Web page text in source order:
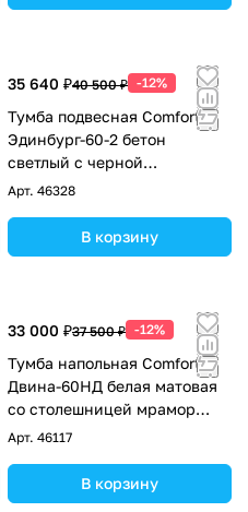
35 640 ₽40 500 ₽ -12%
Тумба подвесная Comforty
Эдинбург-60-2 бетон
светлый с черной
столешницей и раковиной
Арт. 46328
В корзину
33 000 ₽37 500 ₽ -12%
Тумба напольная Comforty
Двина-60НД белая матовая
со столешницей мрамор
Калакатта Блэк с раковиной
Арт. 46117
В корзину